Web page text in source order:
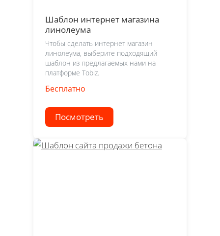
Шаблон интернет магазина
линолеума
Чтобы сделать интернет магазин
линолеума, выберите подходящий
шаблон из предлагаемых нами на
платформе Tobiz.
Бесплатно
Посмотреть